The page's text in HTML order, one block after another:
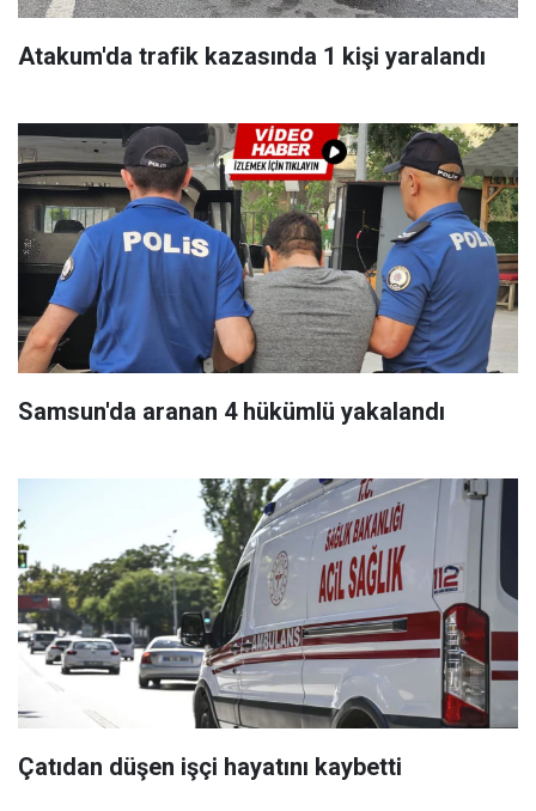
Atakum'da trafik kazasında 1 kişi yaralandı
Samsun'da aranan 4 hükümlü yakalandı
Çatıdan düşen işçi hayatını kaybetti